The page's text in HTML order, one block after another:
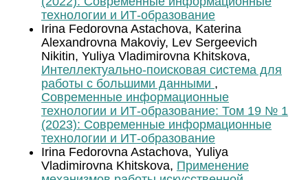
технологии и ИТ-образование
Irina Fedorovna Astachova, Katerina
Alexandrovna Makoviy, Lev Sergeevich
Nikitin, Yuliya Vladimirovna Khitskova,
Интеллектуально-поисковая система для
работы с большими данными ,
Современные информационные
технологии и ИТ-образование: Том 19 № 1
(2023): Современные информационные
технологии и ИТ-образование
Irina Fedorovna Astachova, Yuliya
Vladimirovna Khitskova, Применение